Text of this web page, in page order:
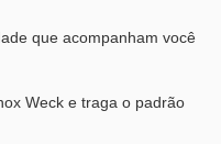
que acompanham você
Weck e traga o padrão